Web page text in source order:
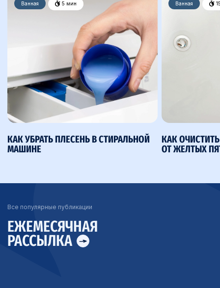
Ванная 5 мин
КАК УБРАТЬ ПЛЕСЕНЬ В СТИРАЛЬНОЙ
МАШИНЕ
Ванная
КАК
ОТ ЖЕЛТЫХ
Все популярные публикации
ЕЖЕМЕСЯЧНАЯ
РАССЫЛКА